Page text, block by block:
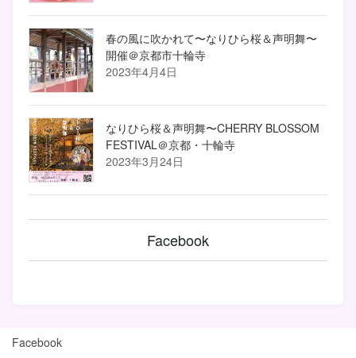
春の風に吹かれて〜なりひら桜＆声明舞〜
開催＠京都市十輪寺
2023年4月4日
なりひら桜＆声明舞〜CHERRY BLOSSOM
FESTIVAL＠京都・十輪寺
2023年3月24日
Facebook
Facebook